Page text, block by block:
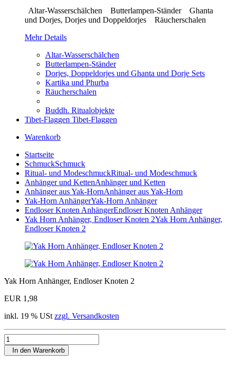
Altar-Wasserschälchen Butterlampen-Ständer Ghanta
und Dorjes, Dorjes und Doppeldorjes Räucherschalen
Mehr Details
Altar-Wasserschälchen
Butterlampen-Ständer
Dorjes, Doppeldorjes und Ghanta und Dorje Sets
Kartika und Phurba
Räucherschalen
Buddh. Ritualobjekte
Tibet-Flaggen Tibet-Flaggen
Warenkorb
Startseite
SchmuckSchmuck
Ritual- und ModeschmuckRitual- und Modeschmuck
Anhänger und KettenAnhänger und Ketten
Anhänger aus Yak-HornAnhänger aus Yak-Horn
Yak-Horn AnhängerYak-Horn Anhänger
Endloser Knoten AnhängerEndloser Knoten Anhänger
Yak Horn Anhänger, Endloser Knoten 2Yak Horn Anhänger,
Endloser Knoten 2
Yak Horn Anhänger, Endloser Knoten 2
EUR 1,98
inkl. 19 % USt zzgl. Versandkosten
In den Warenkorb